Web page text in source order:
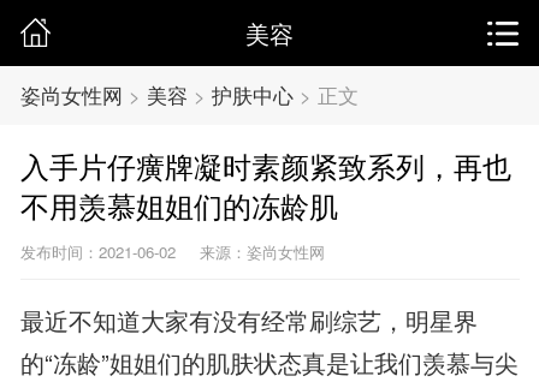
美容
姿尚女性网 > 美容 > 护肤中心> 正文
入手片仔癀牌凝时素颜紧致系列，再也
不用羡慕姐姐们的冻龄肌
发布时间：2021-06-02 来源：姿尚女性网
最近不知道大家有没有经常刷综艺，明星界
的“冻龄”姐姐们的肌肤状态真是让我们羡慕与尖